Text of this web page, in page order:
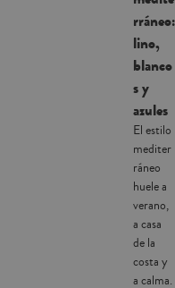
rráneo:
lino,
blanco
s y
azules
El estilo
mediter
ráneo
huele a
verano,
a casa
de la
costa y
a calma.